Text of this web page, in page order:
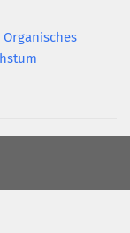
Organisches